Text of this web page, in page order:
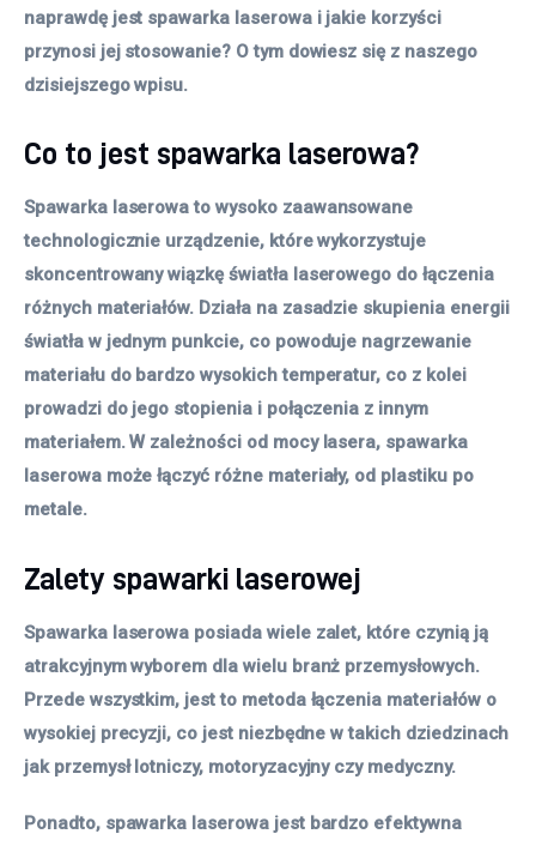
naprawdę jest spawarka laserowa i jakie korzyści
przynosi jej stosowanie? O tym dowiesz się z naszego
dzisiejszego wpisu.
Co to jest spawarka laserowa?
Spawarka laserowa to wysoko zaawansowane
technologicznie urządzenie, które wykorzystuje
skoncentrowany wiązkę światła laserowego do łączenia
różnych materiałów. Działa na zasadzie skupienia energii
światła w jednym punkcie, co powoduje nagrzewanie
materiału do bardzo wysokich temperatur, co z kolei
prowadzi do jego stopienia i połączenia z innym
materiałem. W zależności od mocy lasera, spawarka
laserowa może łączyć różne materiały, od plastiku po
metale.
Zalety spawarki laserowej
Spawarka laserowa posiada wiele zalet, które czynią ją
atrakcyjnym wyborem dla wielu branż przemysłowych.
Przede wszystkim, jest to metoda łączenia materiałów o
wysokiej precyzji, co jest niezbędne w takich dziedzinach
jak przemysł lotniczy, motoryzacyjny czy medyczny.
Ponadto, spawarka laserowa jest bardzo efektywna